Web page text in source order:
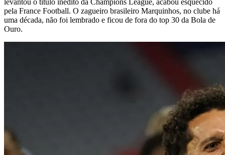
pela France Football. O zagueiro brasileiro Marquinhos, no clube há
uma década, não foi lembrado e ficou de fora do top 30 da Bola de
Ouro.